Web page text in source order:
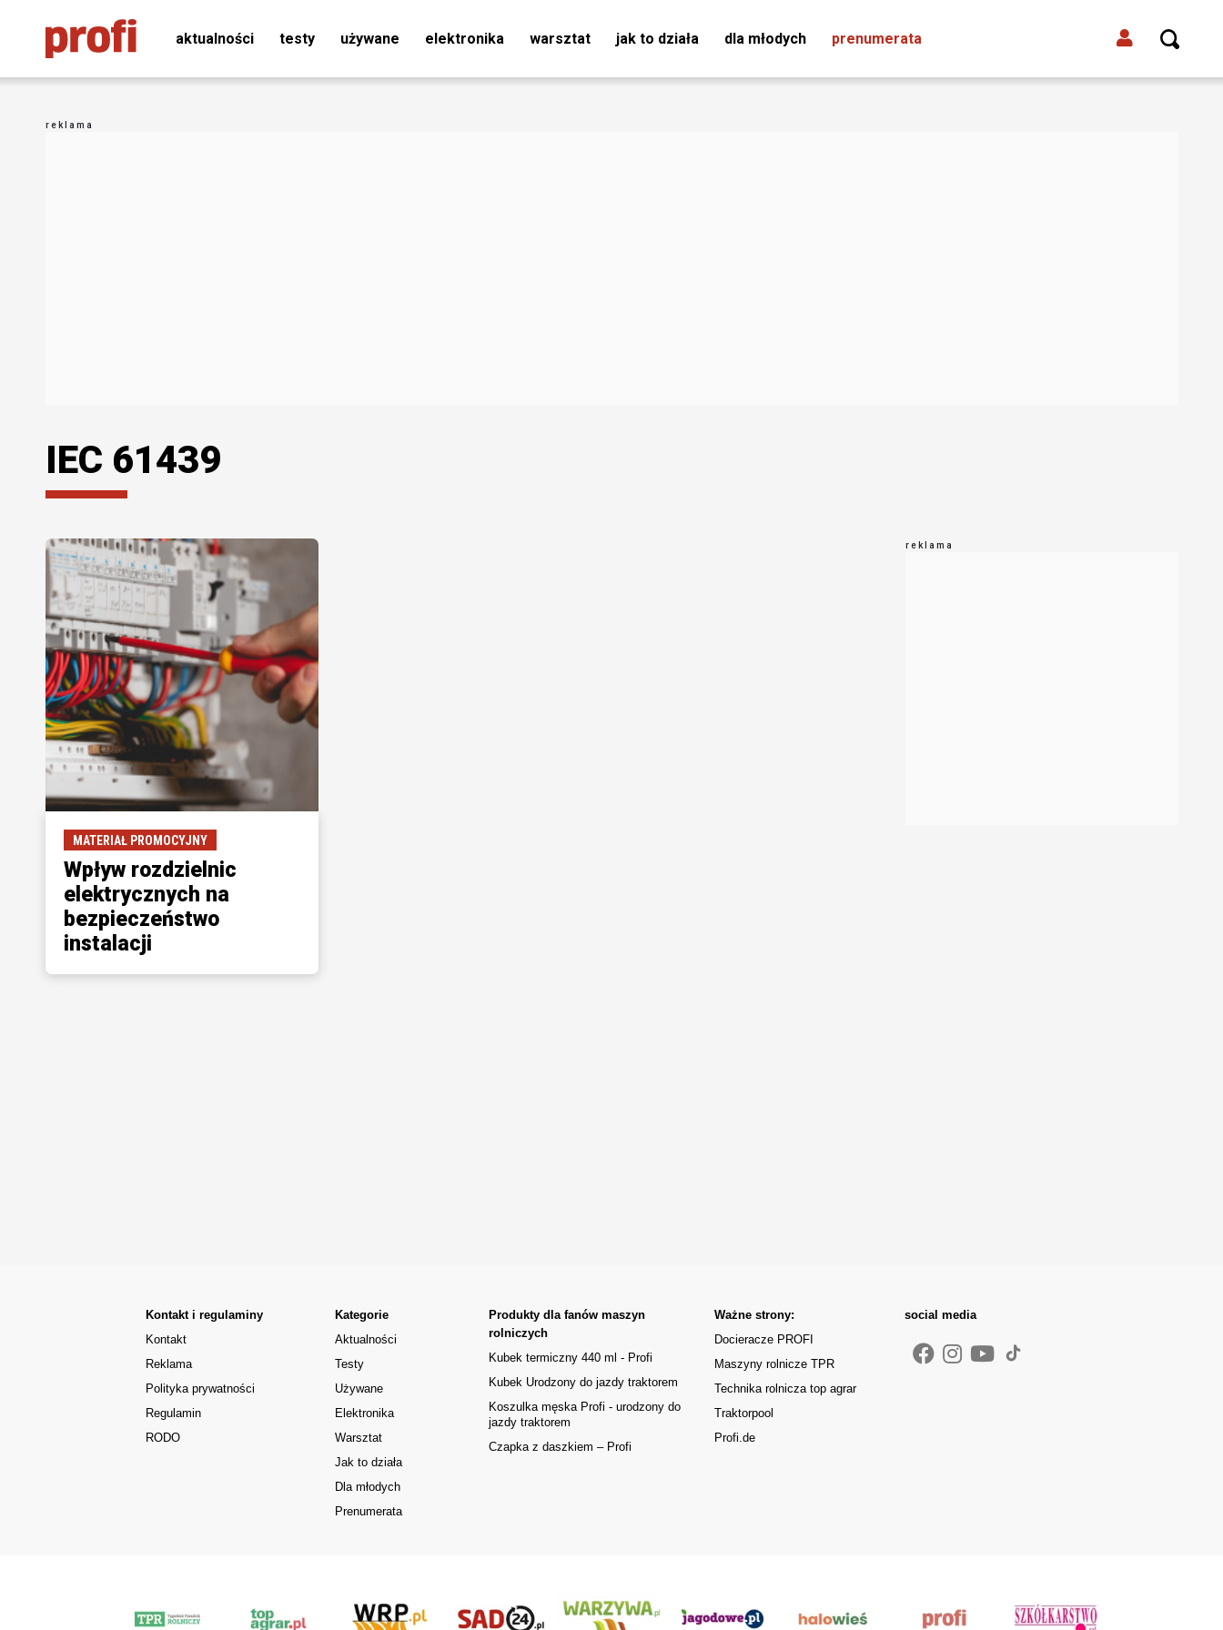
aktualności testy używane elektronika warsztat jak to działa dla młodych prenumerata
IEC 61439
MATERIAŁ PROMOCYJNY
Wpływ rozdzielnic
elektrycznych na
bezpieczeństwo
instalacji
Kontakt i regulaminy
Kontakt
Reklama
Polityka prywatności
Regulamin
RODO
Kategorie
Aktualności
Testy
Używane
Elektronika
Warsztat
Jak to działa
Dla młodych
Prenumerata
Produkty dla fanów maszyn
rolniczych
Kubek termiczny 440 ml - Profi
Kubek Urodzony do jazdy traktorem
Koszulka męska Profi - urodzony do
jazdy traktorem
Czapka z daszkiem – Profi
Ważne strony:
Docieracze PROFI
Maszyny rolnicze TPR
Technika rolnicza top agrar
Traktorpool
Profi.de
social media